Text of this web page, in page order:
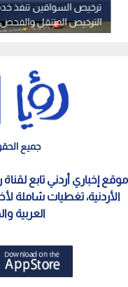
ترخيص السواقين تنفذ
الترخيص المتنقل
في بلدية برقش
جميع
موقع إخباري أردني تابع لقناة
الأردنية، تغطيات شاملة
العربية